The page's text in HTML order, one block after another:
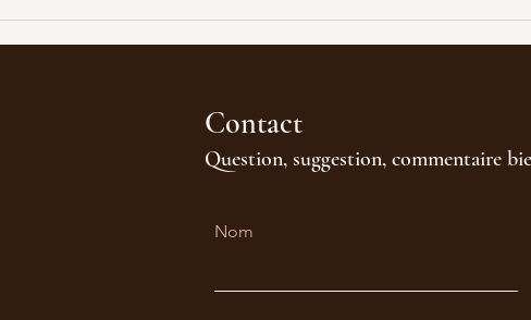
Contact
Question, suggestion, commentaire
Nom